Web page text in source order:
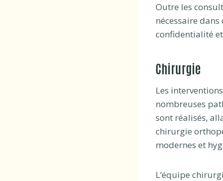
Outre les
nécessaire
confidentialité
Chirurgie
Les
nombreuses
sont réalisés,
chirurgie
modernes et
L’équipe